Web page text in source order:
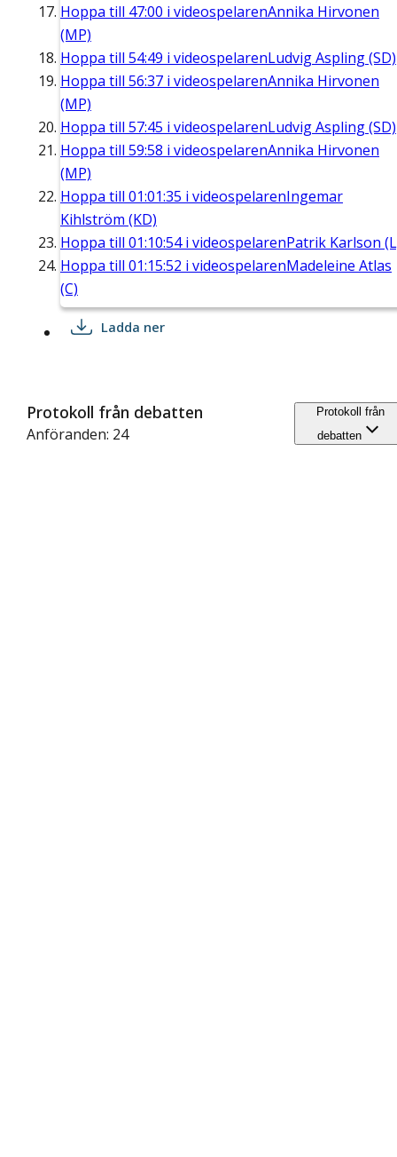
Hoppa till 47:00 i videospelarenAnnika Hirvonen
(MP)
Hoppa till 54:49 i videospelarenLudvig Aspling (SD)
Hoppa till 56:37 i videospelarenAnnika Hirvonen
(MP)
Hoppa till 57:45 i videospelarenLudvig Aspling (SD)
Hoppa till 59:58 i videospelarenAnnika Hirvonen
(MP)
Hoppa till 01:01:35 i videospelarenIngemar
Kihlström (KD)
Hoppa till 01:10:54i videospelarenPatrik Karlson
Hoppa till 01:15:52 i videospelarenMadeleine Atlas
(C)
Ladda ner
Protokoll från debatten
Anföranden: 24
Protokoll från
debatten